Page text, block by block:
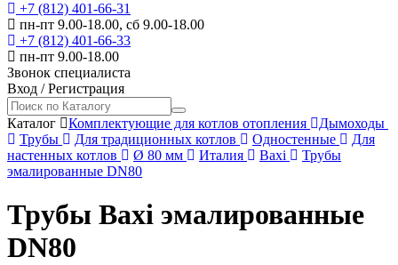
+7 (812) 401-66-31
пн-пт 9.00-18.00, сб 9.00-18.00
+7 (812) 401-66-33
пн-пт 9.00-18.00
Звонок специалиста
Вход /Регистрация
Каталог Комплектующие для котлов отопления
Дымоходы
Трубы
Для традиционных котлов Одностенные
Для
настенных котлов
Ø 80 мм Италия Baxi
Трубы
эмалированные DN80
Трубы Baxi эмалированные
DN80